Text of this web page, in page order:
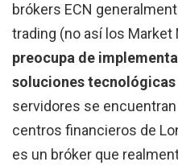
brókers ECN
trading (no así los Market
preocupa de
soluciones
servidores se
centros financieros de
es un bróker que